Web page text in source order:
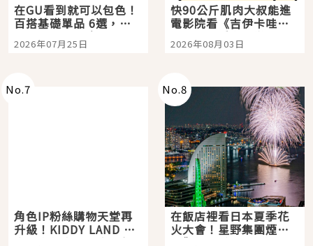
在GU看到就可以包色！
百搭基礎單品 6選，閉
眼全收也不心疼
2026年07月25日
快90公斤肌肉大叔能進
電影院看《吉伊卡哇》
嗎？日本重金屬樂團
「打首」會長與nagano
2026年08月03日
No.7
角色IP粉絲購物天堂再
升級！KIDDY LAND 原
宿店吉伊卡哇迎客，新
No.8
在飯店裡看日本夏季花
火大會！星野集團煙火
景觀飯店6選，讓你不用